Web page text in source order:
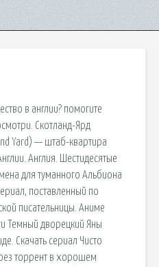
в англии? помогите
Скотланд-Ярд
Yard) — штаб-квартира
Англия. Шестидесятые
для туманного Альбиона
поставленный по
писательницы. Аниме
Темный дворецкий Яны
Скачать сериал Чисто
торрент в хорошем